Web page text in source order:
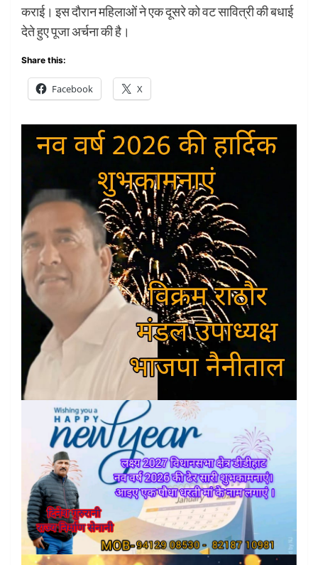
कराई। इस दौरान महिलाओं ने एक दूसरे को वट सावित्री की बधाई
देते हुए पूजा अर्चना की है।
Share this:
Facebook X